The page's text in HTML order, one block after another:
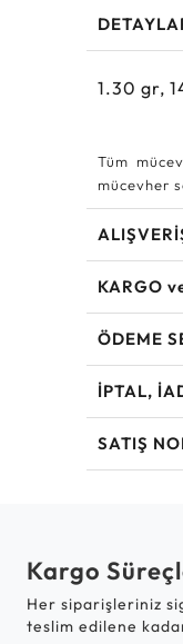
1.30gr,
Tüm
mücevher
KARGO
ÖDEME
İPTAL,
SATIŞ
Kargo
Her siparişleriniz
teslim edilene